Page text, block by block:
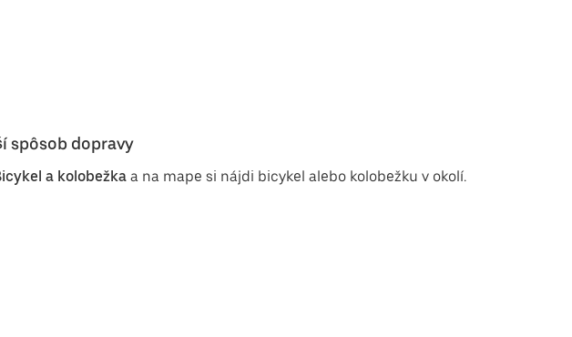
spôsob dopravy
a kolobežka a na mape si nájdi bicykel alebo kolobežku v okolí.